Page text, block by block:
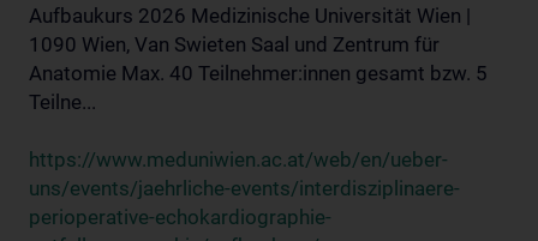
Aufbaukurs 2026 Medizinische Universität Wien |
1090 Wien, Van Swieten Saal und Zentrum für
Anatomie Max. 40 Teilnehmer:innen gesamt bzw. 5
Teilne...
https://www.meduniwien.ac.at/web/en/ueber-
uns/events/jaehrliche-events/interdisziplinaere-
perioperative-echokardiographie-